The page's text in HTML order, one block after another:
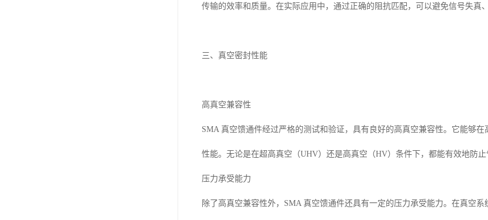
传输的效率和质量。在实际应用中，通过正确的阻抗匹配，可以避免信号失真
三、真空密封性能
高真空兼容性
SMA 真空馈通件经过严格的测试和验证，具有良好的高真空兼容性。它能够
性能。无论是在超高真空（UHV）还是高真空（HV）条件下，都能有效地防止
压力承受能力
除了高真空兼容性外，SMA 真空馈通件还具有一定的压力承受能力。在真空